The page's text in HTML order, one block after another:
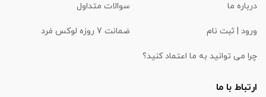
درباره ما سوالات متداول
ورود | ثبت نام ضمانت 7 روزه لوکس مَرد
چرا می توانید به ما اعتماد کنید؟
ارتباط با ما